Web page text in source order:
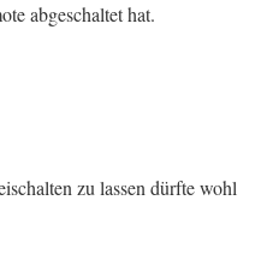
abgeschaltet hat.
zu lassen dürfte wohl